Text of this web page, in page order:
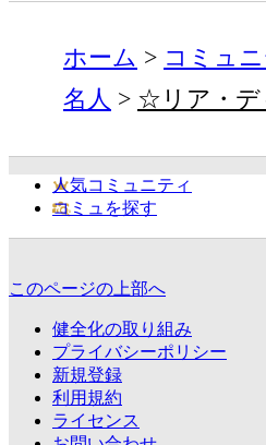
ホーム コミュ
名人
☆リア・
人気コミュニティ
コミュを探す
このページの上部へ
健全化の取り組み
プライバシーポリシー
新規登録
利用規約
ライセンス